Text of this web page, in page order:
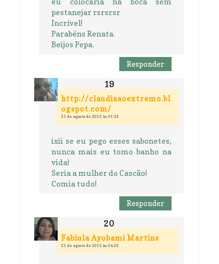
pestanejar rsrsrsr
Incrível!
Parabéns Renata.
Beijos Pepa.
Responder
http://claudiaaoextremo.bl
ogspot.com/
21 de agosto de 2013 às 01:35
ixii se eu pego esses sabonetes,
nunca mais eu tomo banho na
vida!
Seria a mulher do Cascão!
Comia tudo!
Responder
Fabiula Ayobami Martins
21 de agosto de 2013 às 04:52